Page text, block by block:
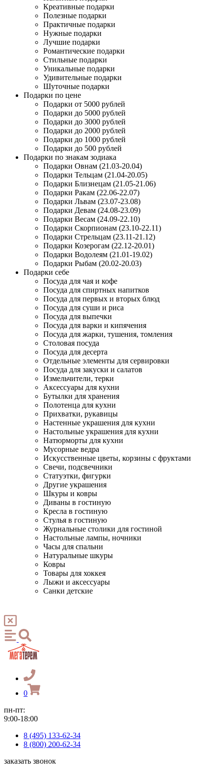
Креативные подарки
Полезные подарки
Практичные подарки
Нужные подарки
Лучшие подарки
Романтические подарки
Стильные подарки
Уникальные подарки
Удивительные подарки
Шуточные подарки
Подарки по цене
Подарки от 5000 рублей
Подарки до 5000 рублей
Подарки до 3000 рублей
Подарки до 2000 рублей
Подарки до 1000 рублей
Подарки до 500 рублей
Подарки по знакам зодиака
Подарки Овнам (21.03-20.04)
Подарки Тельцам (21.04-20.05)
Подарки Близнецам (21.05-21.06)
Подарки Ракам (22.06-22.07)
Подарки Львам (23.07-23.08)
Подарки Девам (24.08-23.09)
Подарки Весам (24.09-22.10)
Подарки Скорпионам (23.10-22.11)
Подарки Стрельцам (23.11-21.12)
Подарки Козерогам (22.12-20.01)
Подарки Водолеям (21.01-19.02)
Подарки Рыбам (20.02-20.03)
Подарки себе
Посуда для чая и кофе
Посуда для спиртных напитков
Посуда для первых и вторых блюд
Посуда для суши и риса
Посуда для выпечки
Посуда для варки и кипячения
Посуда для жарки, тушения, томления
Столовая посуда
Посуда для десерта
Отдельные элементы для сервировки
Посуда для закуски и салатов
Измельчители, терки
Аксессуары для кухни
Бутылки для хранения
Полотенца для кухни
Прихватки, рукавицы
Настенные украшения для кухни
Настольные украшения для кухни
Натюрморты для кухни
Мусорные ведра
Искусственные цветы, корзины с фруктами
Свечи, подсвечники
Статуэтки, фигурки
Другие украшения
Шкуры и ковры
Диваны в гостиную
Кресла в гостиную
Стулья в гостиную
Журнальные столики для гостиной
Настольные лампы, ночники
Часы для спальни
Натуральные шкуры
Ковры
Товары для хоккея
Лыжи и аксессуары
Санки детские
0
пн-пт:
9:00-18:00
8 (495) 133-62-34
8 (800) 200-62-34
заказать звонок